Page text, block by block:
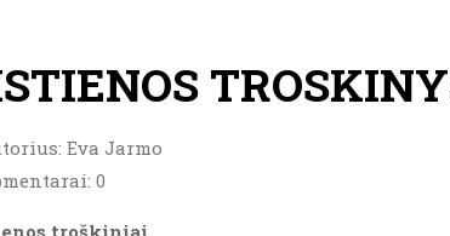
Eva Jarmo
0
troškiniai